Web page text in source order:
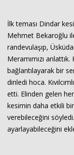
İlk teması Dindar
Mehmet Bekaroğlu
randevulaşıp,
Meramımızı
bağlantılayarak bir
dinledi hoca.
etti. Elinden gelen
kesimin daha etkili bir
verebileceğini
ayarlayabileceğini